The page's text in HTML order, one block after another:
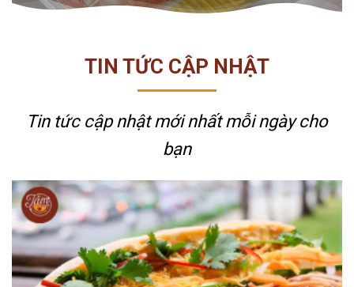
TIN TỨC CẬP NHẬT
Tin tức cập nhật mới nhấtmỗi ngày cho
bạn